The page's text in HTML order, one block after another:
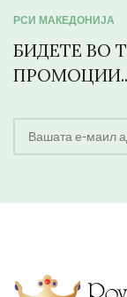
РСИ МАКЕДОНИЈА
БИДЕТЕ ВО